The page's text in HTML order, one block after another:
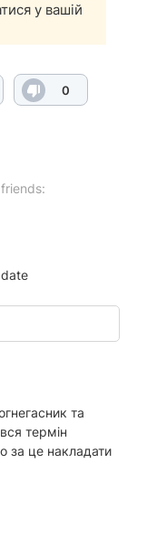
у вашій
0
та
термін
за це накладати